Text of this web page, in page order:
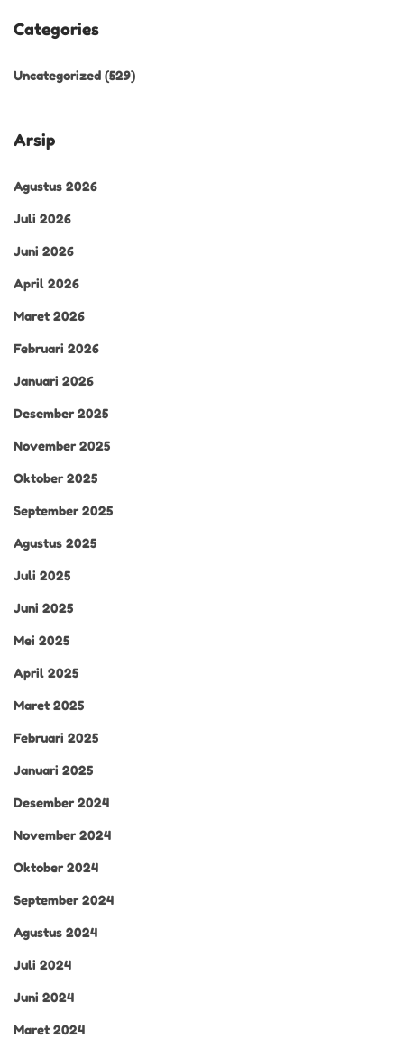
Categories
Uncategorized (529)
Arsip
Agustus 2026
Juli 2026
Juni 2026
April 2026
Maret 2026
Februari 2026
Januari 2026
Desember 2025
November 2025
Oktober 2025
September 2025
Agustus 2025
Juli 2025
Juni 2025
Mei 2025
April 2025
Maret 2025
Februari 2025
Januari 2025
Desember 2024
November 2024
Oktober 2024
September 2024
Agustus 2024
Juli 2024
Juni 2024
Maret 2024